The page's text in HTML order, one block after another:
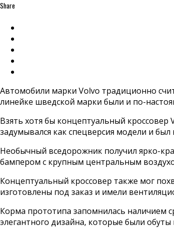
Share
Автомобили марки Volvo традиционно
линейке шведской марки были и по-
Взять хотя бы концептуальный
задумывался как спецверсия модели и
Необычный вседорожник получил ярко-
бампером с крупным центральным
Концептуальный кроссовер также мог
изготовлены под заказ и имели
Корма прототипа запомнилась наличием
элегантного дизайна, которые были